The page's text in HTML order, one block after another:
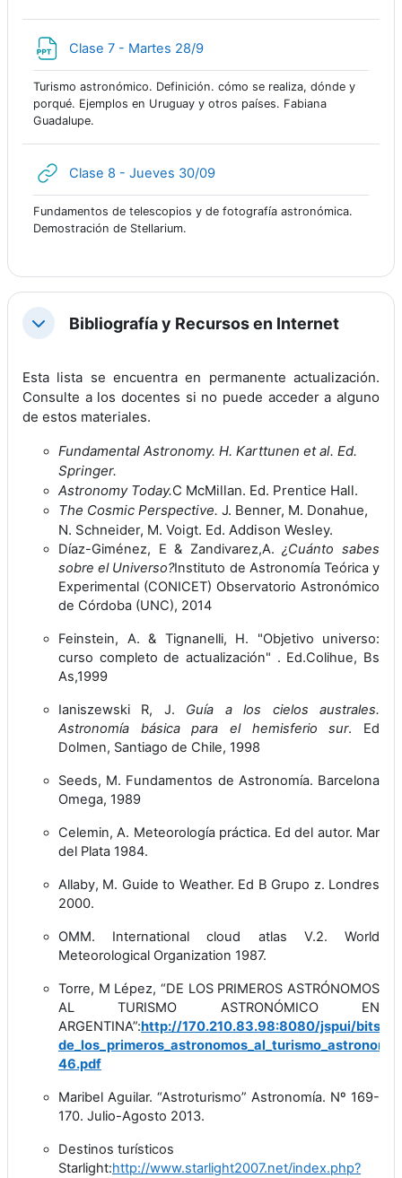
Clase 7 - Martes 28/9
Turismo astronómico. Definición. cómo se realiza, dónde y
porqué. Ejemplos en Uruguay y otros países. Fabiana
Guadalupe.
Clase 8 - Jueves 30/09URL
Fundamentos de telescopios y de fotografía astronómica.
Demostración de Stellarium.
ColapsarBibliografía y Recursos en Internet
Esta lista se encuentra en permanente actualización.
Consulte a los docentes si no puede acceder a alguno
de estos materiales.
Fundamental Astronomy. H. Karttunen et al. Ed.
Springer.
Astronomy Today.C McMillan. Ed. Prentice Hall.
The Cosmic Perspective. J. Benner, M. Donahue,
N. Schneider, M. Voigt. Ed. Addison Wesley.
Díaz-Giménez, E & Zandivarez,A.¿Cuánto sabes
sobre el Universo?Instituto de Astronomía Teórica y
Experimental (CONICET) Observatorio Astronómico
de Córdoba (UNC), 2014
Feinstein, A. & Tignanelli, H. "Objetivo universo:
curso completo de actualización" . Ed.Colihue, Bs
As,1999
Ianiszewski R, J. Guía a los cielos australes.
Astronomía básica para el hemisferio sur. Ed
Dolmen, Santiago de Chile, 1998
Seeds, M. Fundamentos de Astronomía. Barcelona
Omega, 1989
Celemin, A. Meteorología práctica. Ed del autor. Mar
del Plata 1984.
Allaby, M. Guide to Weather. Ed B Grupo z. Londres
2000.
OMM. International cloud atlas V.2. World
Meteorological Organization 1987.
Torre, M Lépez, “DE LOS PRIMEROS ASTRÓNOMOS
AL TURISMO ASTRONÓMICO EN
ARGENTINA”:http://170.210.83.98:8080/jspui/
46.pdf
Maribel Aguilar. “Astroturismo” Astronomía. Nº 169-
170. Julio-Agosto 2013.
Destinos turísticos
Starlight:http://www.starlight2007.net/index.php?